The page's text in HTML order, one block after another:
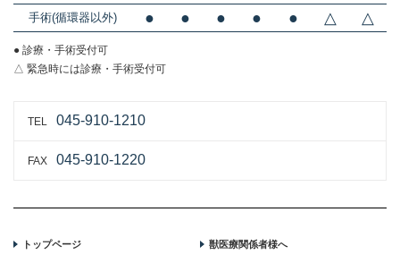
手術(循環器以外) ● ● ● ● ● △ △
● 診療・手術受付可
△ 緊急時には診療・手術受付可
TEL 045-910-1210
FAX 045-910-1220
トップページ 獣医療関係者様へ